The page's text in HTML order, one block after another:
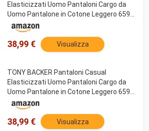
Elasticizzati Uomo Pantaloni Cargo da
Uomo Pantalone in Cotone Leggero 6591
(IT, Misura del girovita, 46, Regular,
Regular, Verde-2)
38,99 € Visualizza
TONY BACKER Pantaloni Casual
Elasticizzati Uomo Pantaloni Cargo da
Uomo Pantalone in Cotone Leggero 6591
(IT, Misura del girovita, 48, Regular,
Regular, Nero-2)
38,99 € Visualizza